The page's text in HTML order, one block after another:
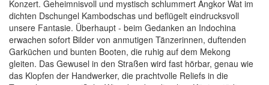
Konzert. Geheimnisvoll und mystisch schlummert Angkor Wat im
dichten Dschungel Kambodschas und beflügelt eindrucksvoll
unsere Fantasie. Überhaupt - beim Gedanken an Indochina
erwachen sofort Bilder von anmutigen Tänzerinnen, duftenden
Garküchen und bunten Booten, die ruhig auf dem Mekong
gleiten. Das Gewusel in den Straßen wird fast hörbar, genau wie
das Klopfen der Handwerker, die prachtvolle Reliefs in die